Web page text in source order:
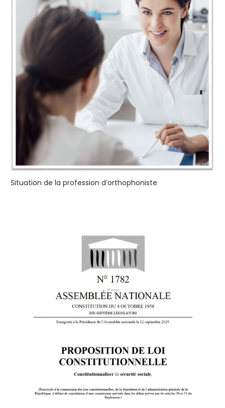
Situation de la profession d’orthophoniste